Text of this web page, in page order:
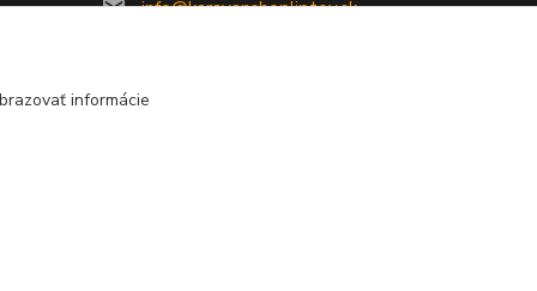
info@karavanshopliptov.sk
informácie